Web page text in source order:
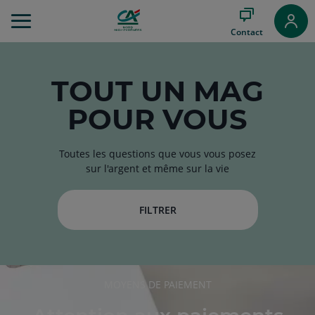
au
Contact
TOUT UN MAG
POUR VOUS
Toutes les questions que vous vous posez
sur l'argent et même sur la vie
FILTRER
RUBRIQUE
MOYENS DE PAIEMENT